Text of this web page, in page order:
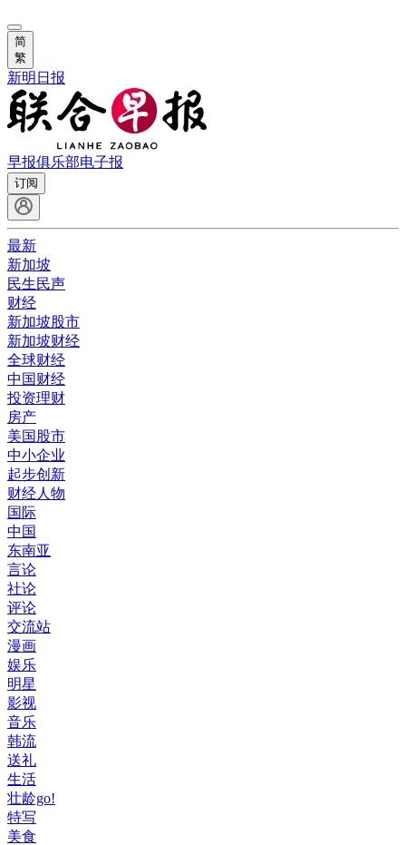
简
繁
新明日报
早报俱乐部电子报
订阅
最新
新加坡
民生民声
财经
新加坡股市
新加坡财经
全球财经
中国财经
投资理财
房产
美国股市
中小企业
起步创新
财经人物
国际
中国
东南亚
言论
社论
评论
交流站
漫画
娱乐
明星
影视
音乐
韩流
送礼
生活
壮龄go!
特写
美食